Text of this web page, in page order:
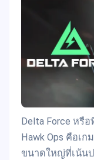
Delta Force หรื
Hawk Ops คือเ
ขนาดใหญ่ที่เน้น